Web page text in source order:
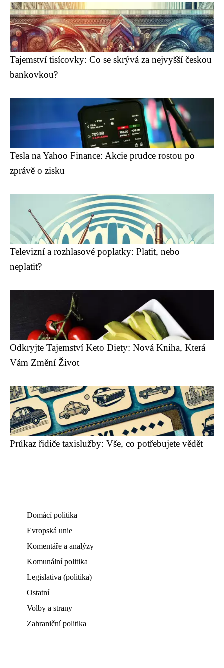
Tajemství tisícovky: Co se skrývá za nejvyšší českou
bankovkou?
Tesla na Yahoo Finance: Akcie prudce rostou po
zprávě o zisku
Televizní a rozhlasové poplatky: Platit, nebo
neplatit?
Odkryjte Tajemství Keto Diety: Nová Kniha, Která
Vám Změní Život
Průkaz řidiče taxislužby: Vše, co potřebujete vědět
Domácí politika
Evropská unie
Komentáře a analýzy
Komunální politika
Legislativa (politika)
Ostatní
Volby a strany
Zahraniční politika